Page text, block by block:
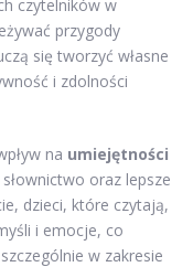
czytelników w
przygody
się tworzyć własne
i zdolności
na umiejętności
oraz lepsze
dzieci, które czytają,
i emocje, co
w zakresie